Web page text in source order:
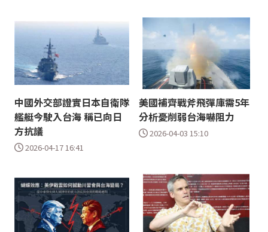
中國外交部證實日本自衛隊
艦艇今駛入台海 稱已向日
方抗議
2026-04-17 16:41
美國補齊戰斧飛彈庫需5年
分析憂削弱台海嚇阻力
2026-04-03 15:10